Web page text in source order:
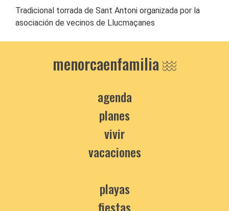
Tradicional torrada de Sant Antoni organizada por la
asociación de vecinos de Llucmaçanes
menorcaenfamilia
agenda
planes
vivir
vacaciones
playas
fiestas